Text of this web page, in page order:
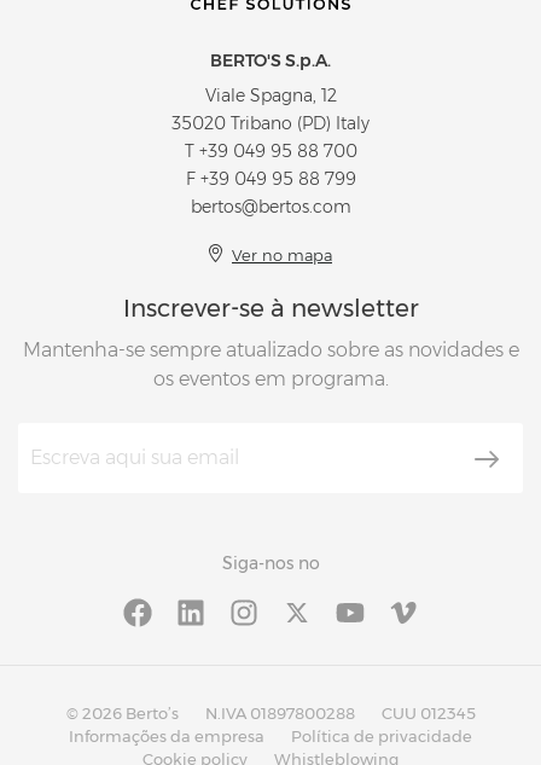
BERTO'S S.p.A.
Viale Spagna, 12
35020 Tribano (PD) Italy
T +39 049 95 88 700
F +39 049 95 88 799
bertos@bertos.com
Ver no mapa
Inscrever-se à newsletter
Mantenha-se sempre atualizado sobre as novidades e
os eventos em programa.
Siga-nos no
© 2026 Berto’s N.IVA 01897800288
CUU 012345
Informações da empresa
Política de privacidade
Cookie policy
Whistleblowing